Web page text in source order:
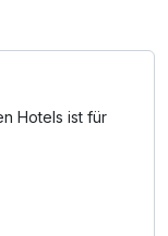
Hotels ist für